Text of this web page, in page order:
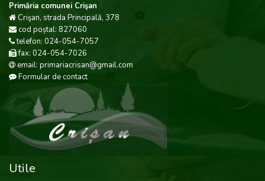
Primăria comunei Crişan
Crişan, strada Principală, 378
cod poștal: 827060
telefon: 024-054-7057
fax: 024-054-7026
email: primariacrisan@gmail.com
Formular de contact
Utile